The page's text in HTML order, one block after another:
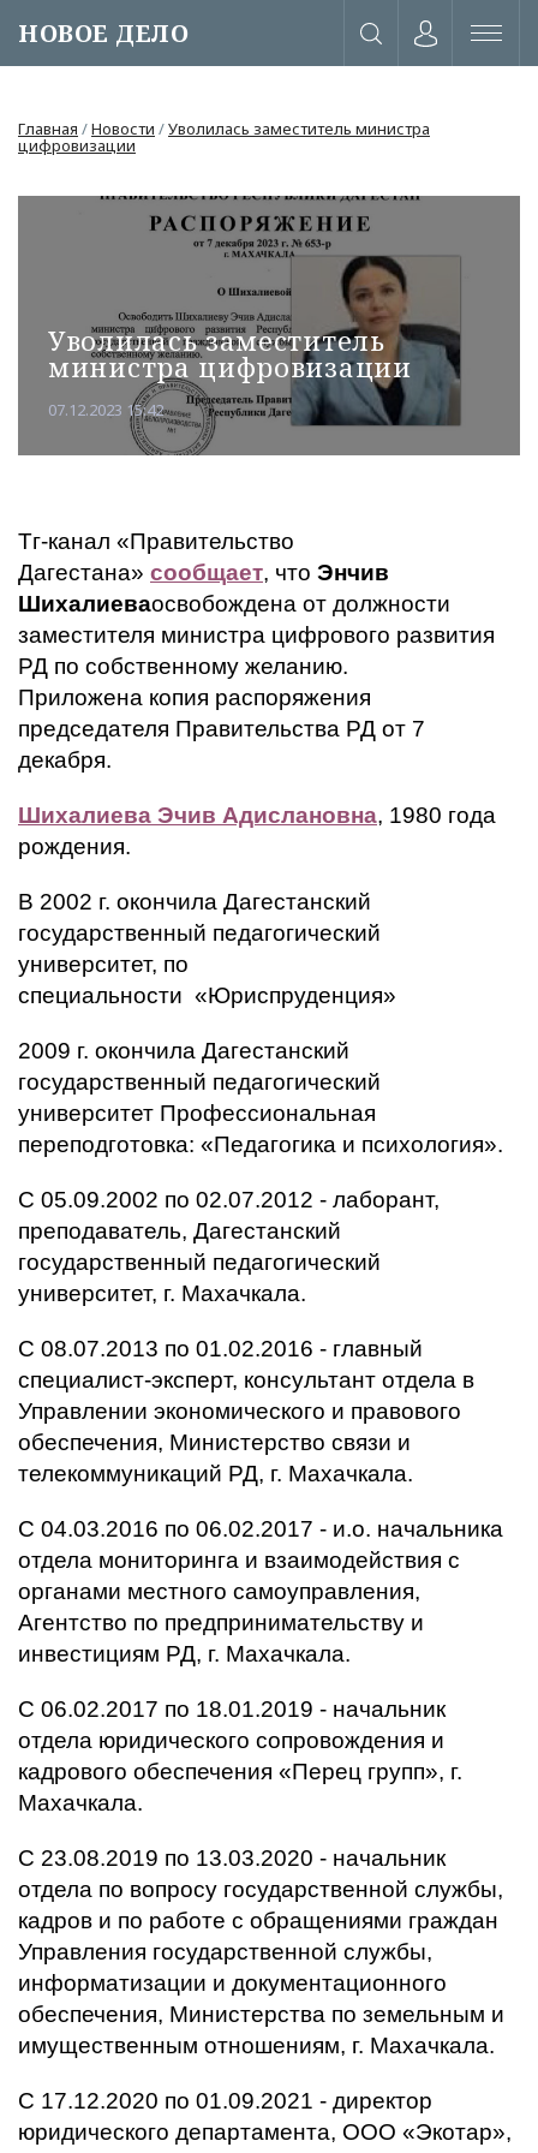
НОВОЕ ДЕЛО
Главная /Новости /Уволилась заместитель министра
цифровизации
Уволилась заместитель
министра цифровизации
07.12.2023 15:42
Тг-канал «Правительство
Дагестана» сообщает, что Энчив
Шихалиеваосвобождена от должности
заместителя министра цифрового развития
РД по собственному желанию.
Приложена копия распоряжения
председателя Правительства РД от 7
декабря.
Шихалиева Эчив Адислановна, 1980 года
рождения.
В 2002 г. окончила Дагестанский
государственный педагогический
университет, по
специальности «Юриспруденция»
2009 г. окончила Дагестанский
государственный педагогический
университет Профессиональная
переподготовка: «Педагогика и психология».
С 05.09.2002 по 02.07.2012 - лаборант,
преподаватель, Дагестанский
государственный педагогический
университет, г. Махачкала.
С 08.07.2013 по 01.02.2016 - главный
специалист-эксперт, консультант отдела в
Управлении экономического и правового
обеспечения, Министерство связи и
телекоммуникаций РД, г. Махачкала.
С 04.03.2016 по 06.02.2017 - и.о. начальника
отдела мониторинга и взаимодействия с
органами местного самоуправления,
Агентство по предпринимательству и
инвестициям РД, г. Махачкала.
С 06.02.2017 по 18.01.2019 - начальник
отдела юридического сопровождения и
кадрового обеспечения «Перец групп», г.
Махачкала.
С 23.08.2019 по 13.03.2020 - начальник
отдела по вопросу государственной службы,
кадров и по работе с обращениями граждан
Управления государственной службы,
информатизации и документационного
обеспечения, Министерства по земельным и
имущественным отношениям, г. Махачкала.
С 17.12.2020 по 01.09.2021 - директор
юридического департамента, ООО «Экотар»,